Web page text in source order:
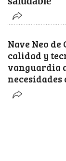
Nave Neo
calidad y
vanguardia
necesidades